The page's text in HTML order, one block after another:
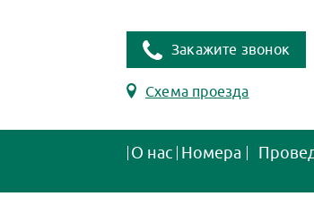
Закажите звонок
Схема проезда
О нас Номера